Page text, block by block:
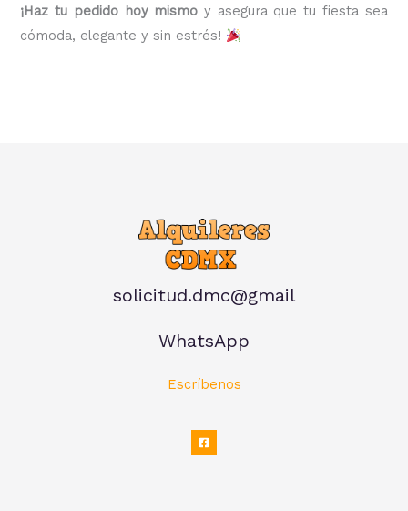
¡Haz tu pedido hoy mismo y asegura que tu fiesta sea
cómoda, elegante y sin estrés!
solicitud.dmc@gmail
WhatsApp
Escríbenos